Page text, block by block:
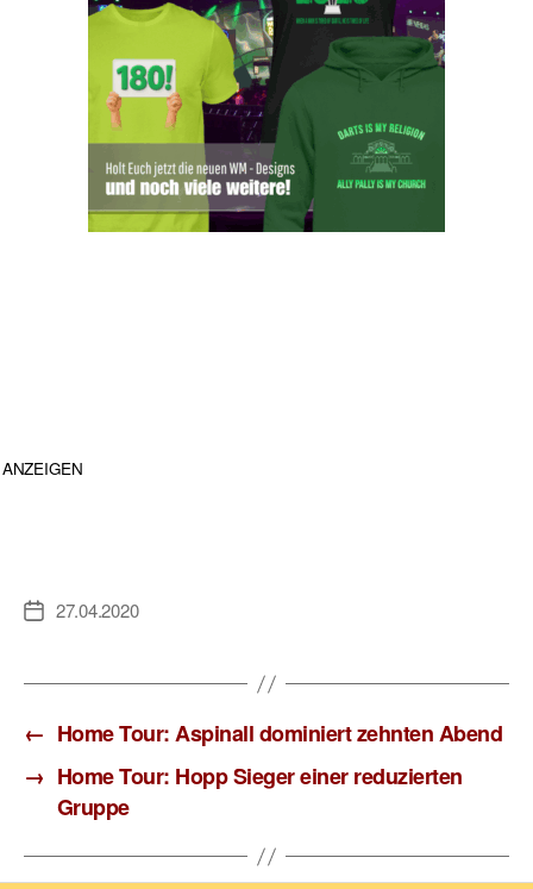
ANZEIGEN
Veröffentlichungsdatum
27.04.2020
← Home Tour: Aspinall dominiert zehnten Abend
→ Home Tour: Hopp Sieger einer reduzierten
Gruppe